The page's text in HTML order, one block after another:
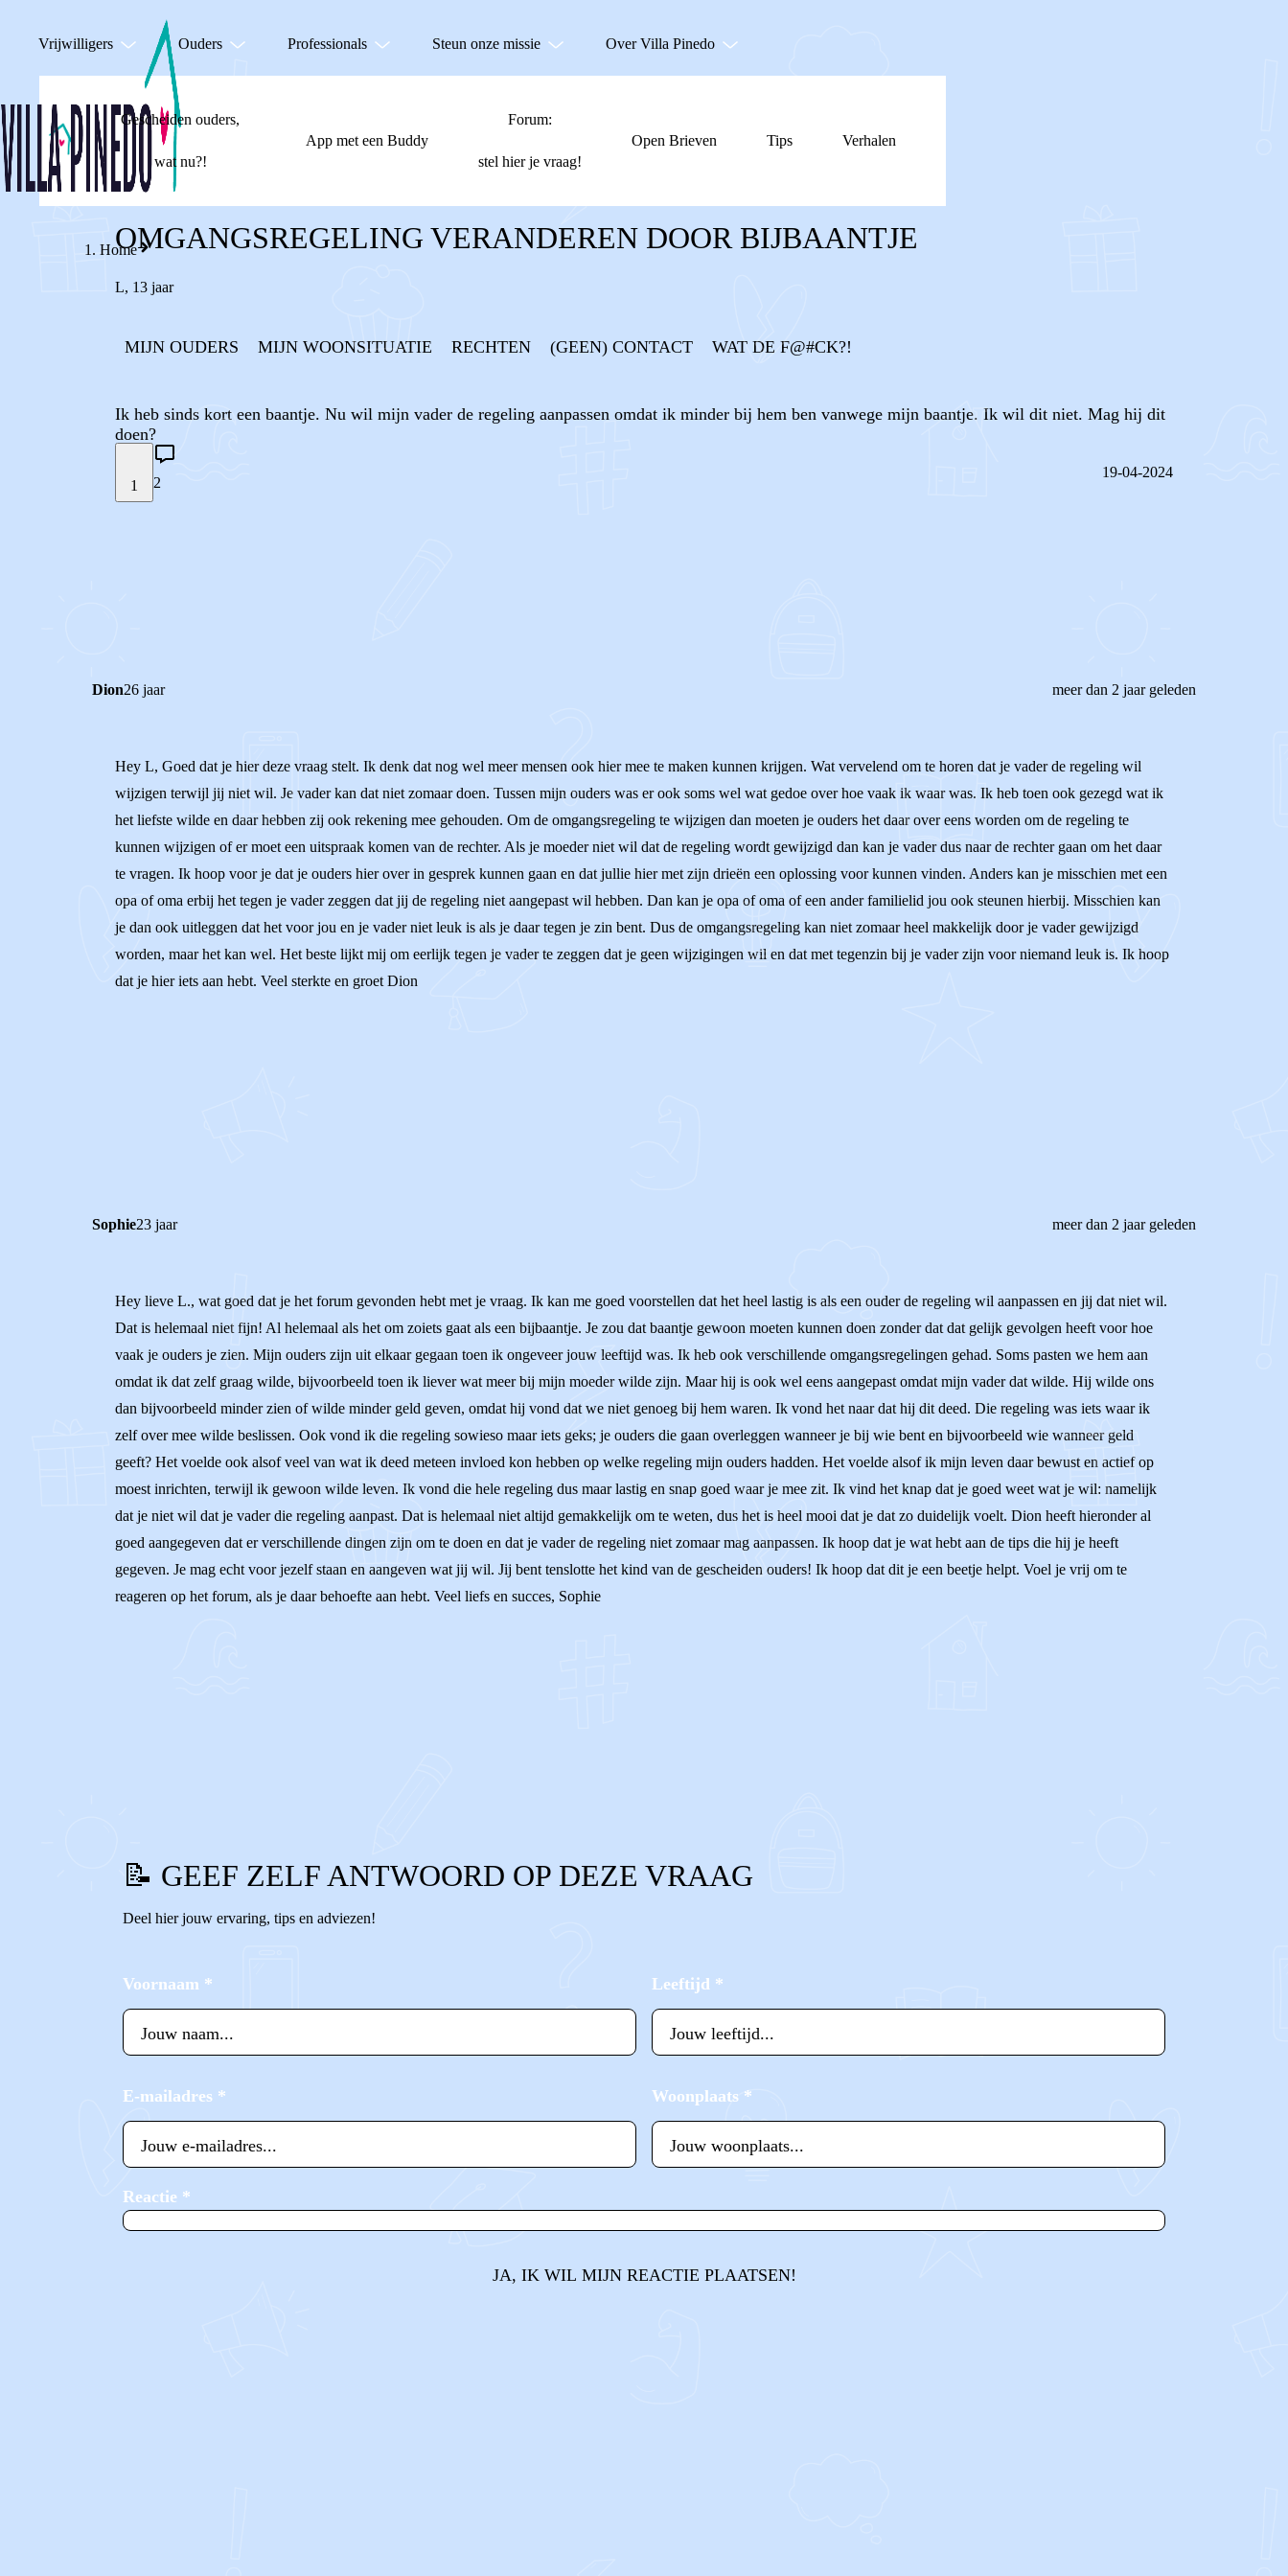
Vrijwilligers Ouders Professionals Steun onze missie Over Villa Pinedo
Gescheiden ouders,
wat nu?!
App met een Buddy
Forum:
stel hier je vraag!
Open Brieven Tips Verhalen
Home
OMGANGSREGELING VERANDEREN DOOR BIJBAANTJE
L, 13 jaar
MIJN OUDERS MIJN WOONSITUATIE RECHTEN (GEEN) CONTACT WAT DE F@#CK?!
Ik heb sinds kort een baantje. Nu wil mijn vader de regeling aanpassen omdat ik minder bij hem ben vanwege mijn baantje. Ik wil dit niet. Mag hij dit
doen?
1 2
19-04-2024
Dion26 jaar meer dan 2 jaar geleden
Hey L, Goed dat je hier deze vraag stelt. Ik denk dat nog wel meer mensen ook hier mee te maken kunnen krijgen. Wat vervelend om te horen dat je vader de regeling wil
wijzigen terwijl jij niet wil. Je vader kan dat niet zomaar doen. Tussen mijn ouders was er ook soms wel wat gedoe over hoe vaak ik waar was. Ik heb toen ook gezegd wat ik
het liefste wilde en daar hebben zij ook rekening mee gehouden. Om de omgangsregeling te wijzigen dan moeten je ouders het daar over eens worden om de regeling te
kunnen wijzigen of er moet een uitspraak komen van de rechter. Als je moeder niet wil dat de regeling wordt gewijzigd dan kan je vader dus naar de rechter gaan om het daar
te vragen. Ik hoop voor je dat je ouders hier over in gesprek kunnen gaan en dat jullie hier met zijn drieën een oplossing voor kunnen vinden. Anders kan je misschien met een
opa of oma erbij het tegen je vader zeggen dat jij de regeling niet aangepast wil hebben. Dan kan je opa of oma of een ander familielid jou ook steunen hierbij. Misschien kan
je dan ook uitleggen dat het voor jou en je vader niet leuk is als je daar tegen je zin bent. Dus de omgangsregeling kan niet zomaar heel makkelijk door je vader gewijzigd
worden, maar het kan wel. Het beste lijkt mij om eerlijk tegen je vader te zeggen dat je geen wijzigingen wil en dat met tegenzin bij je vader zijn voor niemand leuk is. Ik hoop
dat je hier iets aan hebt. Veel sterkte en groet Dion
Sophie23 jaar meer dan 2 jaar geleden
Hey lieve L., wat goed dat je het forum gevonden hebt met je vraag. Ik kan me goed voorstellen dat het heel lastig is als een ouder de regeling wil aanpassen en jij dat niet wil.
Dat is helemaal niet fijn! Al helemaal als het om zoiets gaat als een bijbaantje. Je zou dat baantje gewoon moeten kunnen doen zonder dat dat gelijk gevolgen heeft voor hoe
vaak je ouders je zien. Mijn ouders zijn uit elkaar gegaan toen ik ongeveer jouw leeftijd was. Ik heb ook verschillende omgangsregelingen gehad. Soms pasten we hem aan
omdat ik dat zelf graag wilde, bijvoorbeeld toen ik liever wat meer bij mijn moeder wilde zijn. Maar hij is ook wel eens aangepast omdat mijn vader dat wilde. Hij wilde ons
dan bijvoorbeeld minder zien of wilde minder geld geven, omdat hij vond dat we niet genoeg bij hem waren. Ik vond het naar dat hij dit deed. Die regeling was iets waar ik
zelf over mee wilde beslissen. Ook vond ik die regeling sowieso maar iets geks; je ouders die gaan overleggen wanneer je bij wie bent en bijvoorbeeld wie wanneer geld
geeft? Het voelde ook alsof veel van wat ik deed meteen invloed kon hebben op welke regeling mijn ouders hadden. Het voelde alsof ik mijn leven daar bewust en actief op
moest inrichten, terwijl ik gewoon wilde leven. Ik vond die hele regeling dus maar lastig en snap goed waar je mee zit. Ik vind het knap dat je goed weet wat je wil: namelijk
dat je niet wil dat je vader die regeling aanpast. Dat is helemaal niet altijd gemakkelijk om te weten, dus het is heel mooi dat je dat zo duidelijk voelt. Dion heeft hieronder al
goed aangegeven dat er verschillende dingen zijn om te doen en dat je vader de regeling niet zomaar mag aanpassen. Ik hoop dat je wat hebt aan de tips die hij je heeft
gegeven. Je mag echt voor jezelf staan en aangeven wat jij wil. Jij bent tenslotte het kind van de gescheiden ouders! Ik hoop dat dit je een beetje helpt. Voel je vrij om te
reageren op het forum, als je daar behoefte aan hebt. Veel liefs en succes, Sophie
📝 GEEF ZELF ANTWOORD OP DEZE VRAAG
Deel hier jouw ervaring, tips en adviezen!
Voornaam * Leeftijd *
E-mailadres * Woonplaats *
Reactie *
JA, IK WIL MIJN REACTIE PLAATSEN!